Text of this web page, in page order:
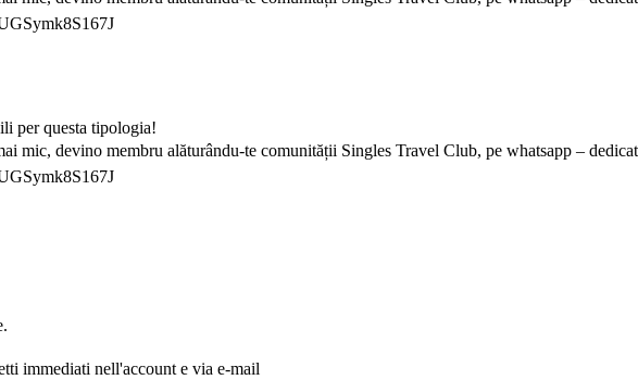
per questa tipologia!
mic, devino membru alăturându-te comunității Singles Travel Club, pe whatsapp –
immediati nell'account e via e-mail